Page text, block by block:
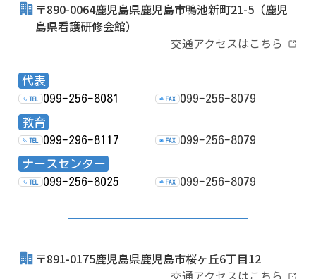
〒890-0064鹿児島県鹿児島市鴨池新町21-5 （鹿児
島県看護研修会館）
交通アクセスはこちら
代表
TEL 099-256-8081 FAX
099-256-8079
教育
TEL 099-296-8117 FAX
099-256-8079
ナースセンター
TEL 099-256-8025 FAX 099-256-8079
〒891-0175鹿児島県鹿児島市桜ヶ丘6丁目12